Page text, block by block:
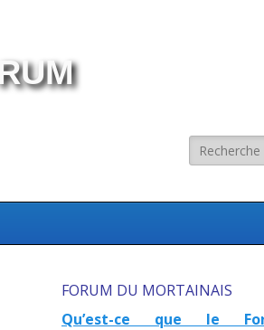
Rechercher :
FORUM DU MORTAINAIS
Qu’est-ce que le